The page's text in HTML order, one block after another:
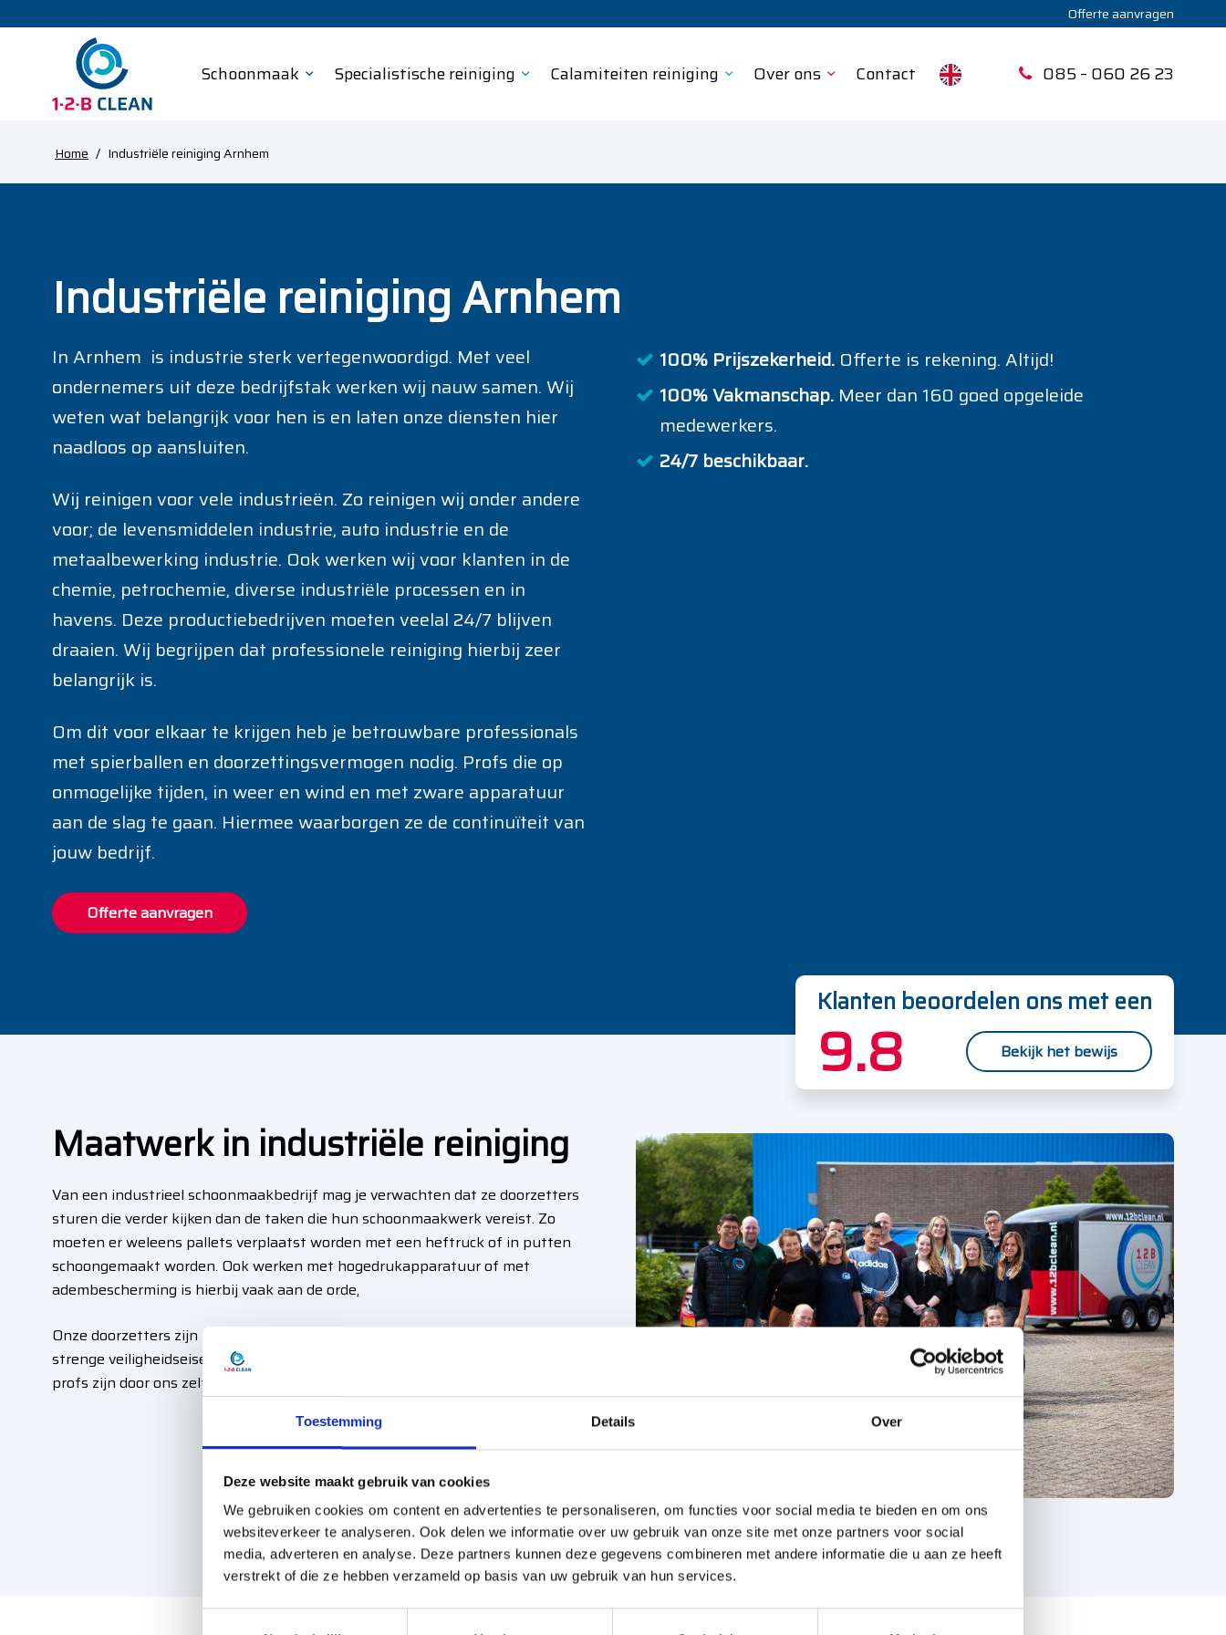
Toestemming Details Over
Deze website maakt gebruik van cookies
We gebruiken cookies om content en advertenties te personaliseren, om functies voor social media te bieden en om ons
websiteverkeer te analyseren. Ook delen we informatie over uw gebruik van onze site met onze partners voor social
media, adverteren en analyse. Deze partners kunnen deze gegevens combineren met andere informatie die u aan ze heeft
verstrekt of die ze hebben verzameld op basis van uw gebruik van hun services.
Offerte aanvragen
Schoonmaak Specialistische reiniging Calamiteiten reiniging Over ons Contact 085 – 060 26 23
Home / Industriële reiniging Arnhem
Industriële reiniging Arnhem
In Arnhem is industrie sterk vertegenwoordigd. Met veel
ondernemers uit deze bedrijfstak werken wij nauw samen. Wij
weten wat belangrijk voor hen is en laten onze diensten hier
naadloos op aansluiten.
Wij reinigen voor vele industrieën. Zo reinigen wij onder andere
voor; de levensmiddelen industrie, auto industrie en de
metaalbewerking industrie. Ook werken wij voor klanten in de
chemie, petrochemie, diverse industriële processen en in
havens. Deze productiebedrijven moeten veelal 24/7 blijven
draaien. Wij begrijpen dat professionele reiniging hierbij zeer
belangrijk is.
Om dit voor elkaar te krijgen heb je betrouwbare professionals
met spierballen en doorzettingsvermogen nodig. Profs die op
onmogelijke tijden, in weer en wind en met zware apparatuur
aan de slag te gaan. Hiermee waarborgen ze de continuïteit van
jouw bedrijf.
Offerte aanvragen
100% Prijszekerheid. Offerte is rekening. Altijd!
100% Vakmanschap. Meer dan 160 goed opgeleide
medewerkers.
24/7 beschikbaar.
Klanten beoordelen ons met een
9.8 Bekijk het bewijs
Maatwerk in industriële reiniging
Van een industrieel schoonmaakbedrijf mag je verwachten dat ze doorzetters
sturen die verder kijken dan de taken die hun schoonmaakwerk vereist. Zo
moeten er weleens pallets verplaatst worden met een heftruck of in putten
schoongemaakt worden. Ook werken met hogedrukapparatuur of met
adembescherming is hierbij vaak aan de orde,
Onze doorzetters zijn uit het juiste hout gesneden. Ze zijn op hoogte van de
strenge veiligheidseisen en denken graag mee over de juiste oplossingen. Deze
profs zijn door ons zelf specifiek opgeleid.